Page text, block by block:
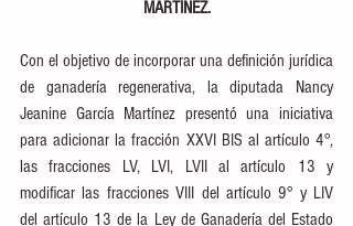
MARTÍNEZ.
Con el objetivo de incorporar una definición jurídica
de ganadería regenerativa, la diputada Nancy
Jeanine García Martínez presentó una iniciativa
para adicionar la fracción XXVI BIS al artículo 4°,
las fracciones LV, LVI, LVII al artículo 13 y
modificar las fracciones VIII del artículo 9° y LIV
del artículo 13 de la Ley de Ganadería del Estado